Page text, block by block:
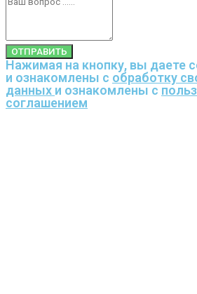
ОТПРАВИТЬ
Нажимая на кнопку, вы даете
и ознакомлены с обработку
данных и ознакомлены с
соглашением